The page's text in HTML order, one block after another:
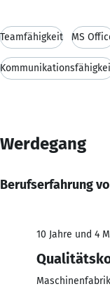
Teamfähigkeit MS
Werdegang
Berufserfahrung
10 Jahre und 4